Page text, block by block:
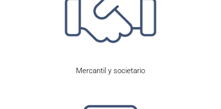
Mercantil y societario